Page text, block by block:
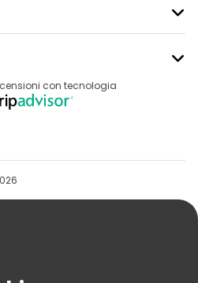
con tecnologia